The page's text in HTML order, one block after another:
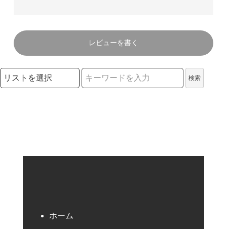
レビューを書く
検索リストの選択
検索
ホーム